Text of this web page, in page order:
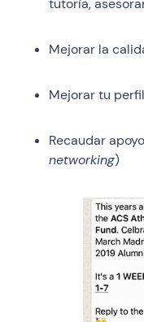
tutoría,
Mejorar la
Mejorar tu
Recaudar
networking)